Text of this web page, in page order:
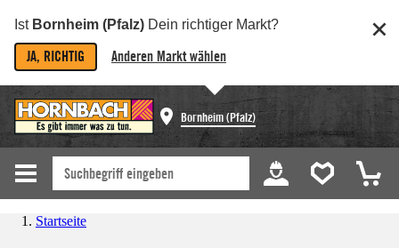
Ist Bornheim (Pfalz) Dein richtiger Markt?
JA, RICHTIG Anderen Markt wählen
Bornheim (Pfalz)
Startseite